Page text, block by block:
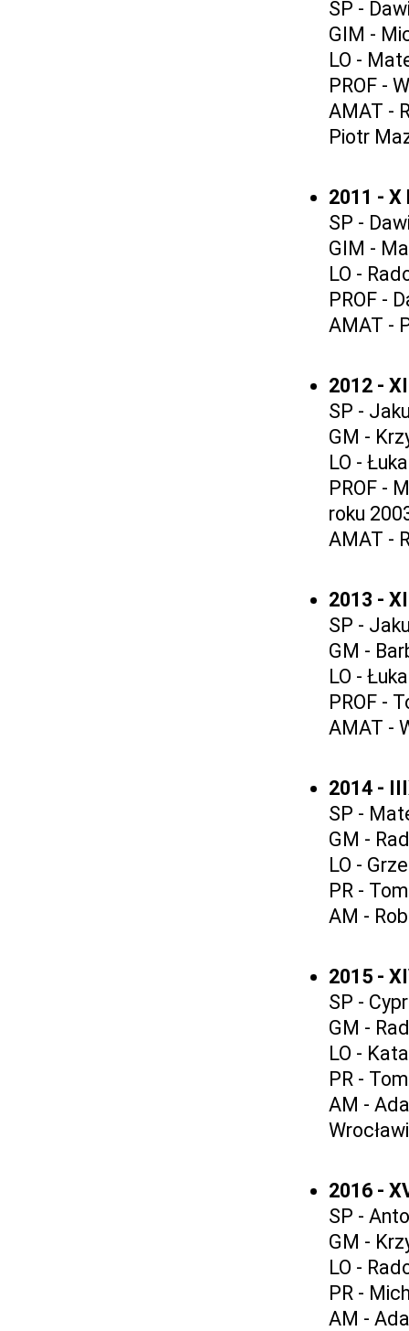
SP -
GIM -
LO -
PROF -
AMAT -
Piotr
2011 - X
SP -
GIM -
LO -
PROF -
AMAT -
2012 -
SP -
GM -
LO -
PROF -
roku
AMAT -
2013 -
SP -
GM -
LO -
PROF -
AMAT -
2014 -
SP -
GM -
LO -
PR -
AM -
2015 -
SP -
GM -
LO -
PR -
AM -
2016 -
SP -
GM -
LO -
PR -
AM -